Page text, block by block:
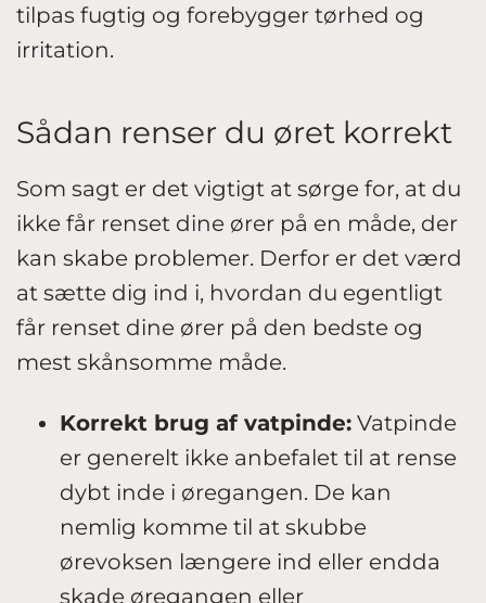
tilpas fugtig og forebygger tørhed og
irritation.
Sådan renser du øret korrekt
Som sagt er det vigtigt at sørge for, at du
ikke får renset dine ører på en måde, der
kan skabe problemer. Derfor er det værd
at sætte dig ind i, hvordan du egentligt
får renset dine ører på den bedste og
mest skånsomme måde.
Korrekt brug af vatpinde: Vatpinde
er generelt ikke anbefalet til at rense
dybt inde i øregangen. De kan
nemlig komme til at skubbe
ørevoksen længere ind eller endda
skade øregangen eller